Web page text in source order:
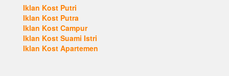
Iklan Kost Putri
Iklan Kost Putra
Iklan Kost Campur
Iklan Kost Suami Istri
Iklan Kost Apartemen